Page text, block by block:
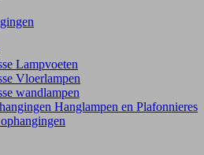
Lampvoeten
Vloerlampen
wandlampen
Hanglampen en Plafonnieres